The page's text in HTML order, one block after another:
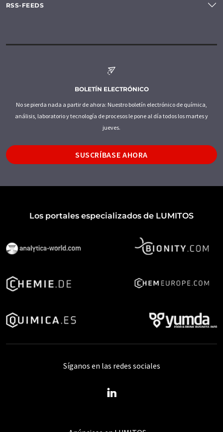
RSS-FEEDS
BOLETÍN ELECTRÓNICO
No se pierda nada a partir de ahora: Nuestro boletín electrónico de química,
análisis, laboratorio y tecnología de procesos le pone al día todos los martes y
jueves.
SUSCRÍBASE AHORA
Los portales especializados de LUMITOS
Síganos en las redes sociales